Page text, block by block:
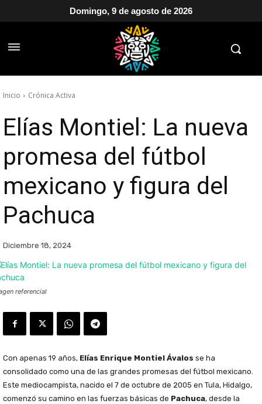
Domingo, 9 de agosto de 2026
Inicio Crónica Activa
Elías Montiel: La nueva
promesa del fútbol
mexicano y figura del
Pachuca
Diciembre 18, 2024
referencial
Con apenas 19 años, Elías Enrique Montiel Ávalos se ha
consolidado como una de las grandes promesas del fútbol mexicano.
Este mediocampista, nacido el 7 de octubre de 2005 en Tula, Hidalgo,
comenzó su camino en las fuerzas básicas de Pachuca, desde la